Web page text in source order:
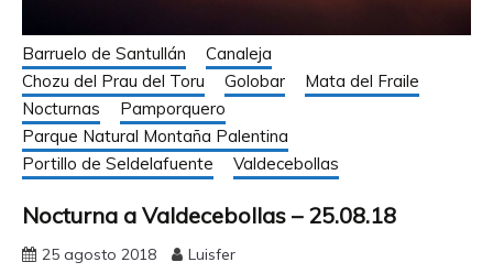
Barruelo de Santullán
Canaleja
Chozu del Prau del Toru
Golobar
Mata del Fraile
Nocturnas
Pamporquero
Parque Natural Montaña Palentina
Portillo de Seldelafuente
Valdecebollas
Nocturna a Valdecebollas – 25.08.18
25 agosto 2018 Luisfer